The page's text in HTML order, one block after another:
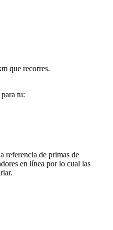
que recorres.
tu:
referencia de primas de
en línea por lo cual las